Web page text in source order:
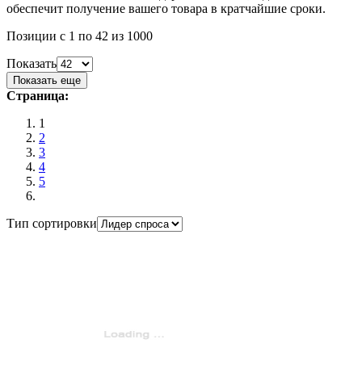
обеспечит получение вашего товара в кратчайшие сроки.
Позиции с 1 по 42 из 1000
Показать
Показать еще
Страница:
1
2
3
4
5
Тип сортировки